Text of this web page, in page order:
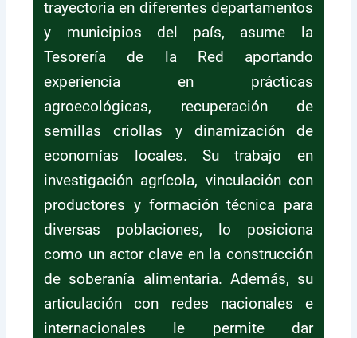
trayectoria en diferentes departamentos
y municipios del país, asume la
Tesorería de la Red aportando
experiencia en prácticas
agroecológicas, recuperación de
semillas criollas y dinamización de
economías locales. Su trabajo en
investigación agrícola, vinculación con
productores y formación técnica para
diversas poblaciones, lo posiciona
como un actor clave en la construcción
de soberanía alimentaria. Además, su
articulación con redes nacionales e
internacionales le permite dar